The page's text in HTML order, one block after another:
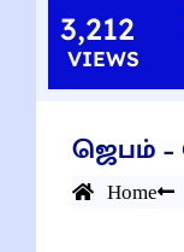
3,212
VIEWS
ஜெபம் –
Home